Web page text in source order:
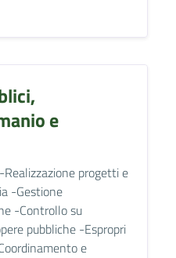
e
Realizzazione progetti e
-Gestione
-Controllo su
pubbliche -Espropri
e